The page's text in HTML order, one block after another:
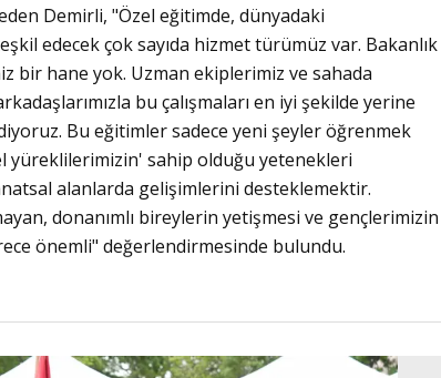
Demirli, "Özel eğitimde, dünyadaki
edecek çok sayıda hizmet türümüz var. Bakanlık
bir hane yok. Uzman ekiplerimiz ve sahada
bu çalışmaları en iyi şekilde yerine
Bu eğitimler sadece yeni şeyler öğrenmek
yüreklilerimizin' sahip olduğu yetenekleri
alanlarda gelişimlerini desteklemektir.
donanımlı bireylerin yetişmesi ve gençlerimizin
önemli" değerlendirmesinde bulundu.